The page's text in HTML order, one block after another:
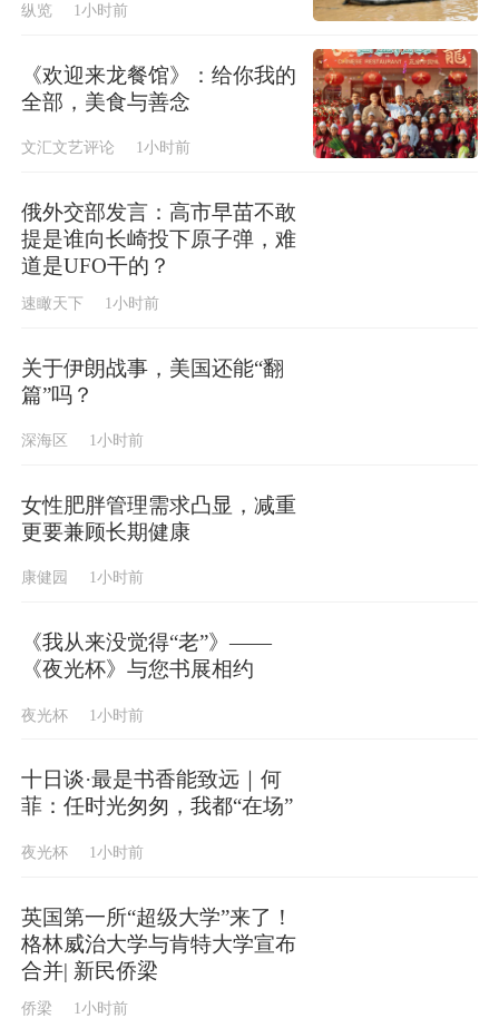
纵览 1小时前
《欢迎来龙餐馆》：给你我的
全部，美食与善念
文汇文艺评论 1小时前
俄外交部发言：高市早苗不敢
提是谁向长崎投下原子弹，难
道是UFO干的？
速瞰天下 1小时前
关于伊朗战事，美国还能“翻
篇”吗？
深海区 1小时前
女性肥胖管理需求凸显，减重
更要兼顾长期健康
康健园 1小时前
《我从来没觉得“老”》——
《夜光杯》与您书展相约
夜光杯 1小时前
十日谈·最是书香能致远｜何
菲：任时光匆匆，我都“在场”
夜光杯 1小时前
英国第一所“超级大学”来了！
格林威治大学与肯特大学宣布
合并| 新民侨梁
侨梁 1小时前